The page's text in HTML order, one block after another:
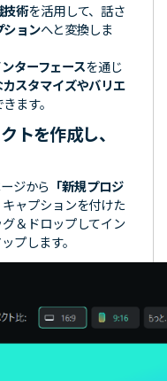
技術を活用して、話さ
ションへと変換しま
ターフェースを通じ
カスタマイズやバリエ
ます。
トを作成し、
ジから 「新規プロジ
ャプションを付けた
＆ドロップしてイン
プします。